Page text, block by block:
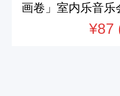
画卷」室内乐音乐
遗作四川首演¥87